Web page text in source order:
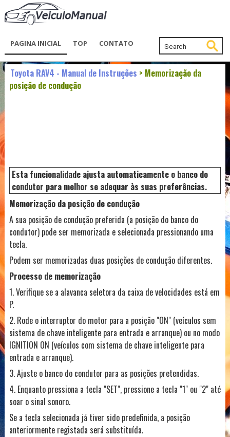
PAGINA INICIAL TOP CONTATO
Toyota RAV4 - Manual de Instruções > Memorização da
posição de condução
Esta funcionalidade ajusta automaticamente o banco do
condutor para melhor se adequar às suas preferências.
Memorização da posição de condução
A sua posição de condução preferida (a posição do banco do
condutor) pode ser memorizada e selecionada pressionando uma
tecla.
Podem ser memorizadas duas posições de condução diferentes.
Processo de memorização
1. Verifique se a alavanca seletora da caixa de velocidades está em
P.
2. Rode o interruptor do motor para a posição "ON" (veículos sem
sistema de chave inteligente para entrada e arranque) ou no modo
IGNITION ON (veículos com sistema de chave inteligente para
entrada e arranque).
3. Ajuste o banco do condutor para as posições pretendidas.
4. Enquanto pressiona a tecla "SET", pressione a tecla "1" ou "2" até
soar o sinal sonoro.
Se a tecla selecionada já tiver sido predefinida, a posição
anteriormente registada será substituída.